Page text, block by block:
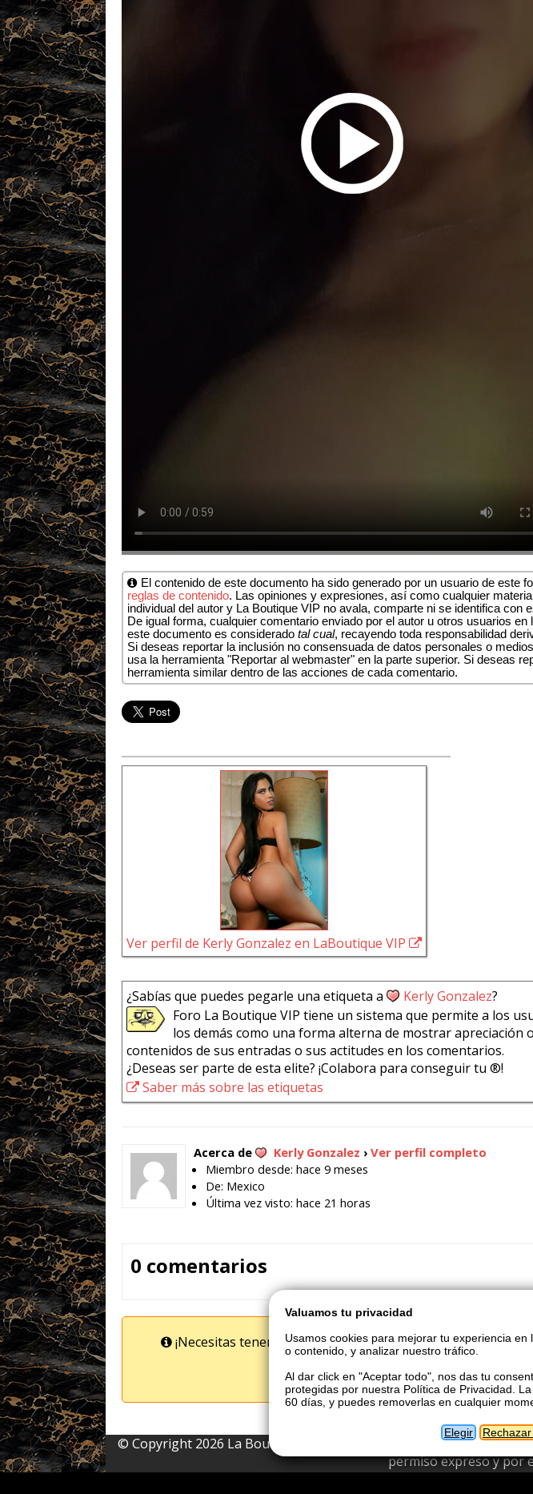
El contenido de este documento ha sido generado por un usuario de este
reglas de contenido. Las opiniones y expresiones, así como cualquier
individual del autor y La Boutique VIP no avala, comparte ni se identifica con
De igual forma, cualquier comentario enviado por el autor u otros usuarios
este documento es considerado tal cual, recayendo toda responsabilidad
Si deseas reportar la inclusión no consensuada de datos personales o
usa la herramienta "Reportar al webmaster" en la parte superior. Si deseas
herramienta similar dentro de las acciones de cada comentario.
Ver perfil de Kerly Gonzalez en LaBoutique VIP
¿Sabías que puedes pegarle una etiqueta a Kerly Gonzalez?
Foro La Boutique VIP tiene un sistema que permite a los
los demás como una forma alterna de mostrar apreciación
contenidos de sus entradas o sus actitudes en los comentarios.
¿Deseas ser parte de esta elite? ¡Colabora para conseguir tu ®!
Saber más sobre las etiquetas
Acerca de Kerly Gonzalez › Ver perfil completo
Miembro desde: hace 9 meses
De: Mexico
Última vez visto: hace 21 horas
0 comentarios
¡Necesitas tener una cuenta registrada si deseas dejar tus
cualquier otra entrada!
¡Da click aquí para registrarte ahora!
© Copyright 2026 La Boutique VIP • Prohibida la copia o
permiso expreso y por
Valuamos tu privacidad
Usamos cookies para mejorar tu experiencia
o contenido, y analizar nuestro tráfico.
Al dar click en "Aceptar todo", nos das tu
protegidas por nuestra Política de Privacidad.
60 días, y puedes removerlas en cualquier
Elegir